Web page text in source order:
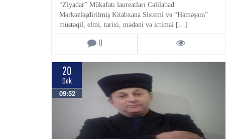
“Ziyadar” Mükafatı laureatları Cəlilabad
Mərkəzləşdirilmiş Kitabxana Sistemi və “Həməşəra”
müstəqil, elmi, tarixi, mədəni və ictimai […]
0
20
Dek
09:52